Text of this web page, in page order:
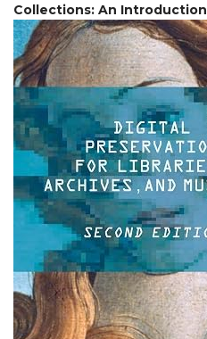
Collections: An Introduction